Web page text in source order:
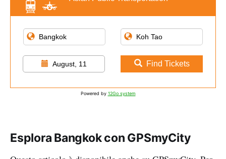
August, 11 Find Tickets
Powered by 12Go system
Esplora Bangkok con GPSmyCity